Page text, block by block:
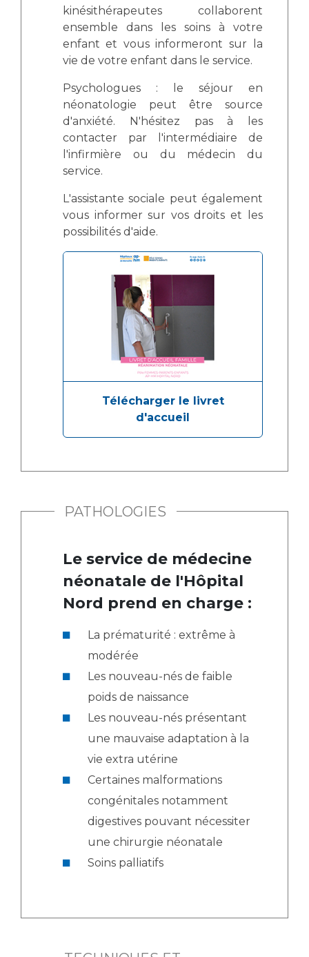
kinésithérapeutes collaborent
ensemble dans les soins à votre
enfant et vous informeront sur la
vie de votre enfant dans le service.
Psychologues : le séjour en
néonatologie peut être source
d'anxiété. N'hésitez pas à les
contacter par l'intermédiaire de
l'infirmière ou du médecin du
service.
L'assistante sociale peut également
vous informer sur vos droits et les
possibilités d'aide.
Télécharger le livret
d'accueil
PATHOLOGIES
Le service de médecine
néonatale de l'Hôpital
Nord prend en charge :
La prématurité : extrême à
modérée
Les nouveau-nés de faible
poids de naissance
Les nouveau-nés présentant
une mauvaise adaptation à la
vie extra utérine
Certaines malformations
congénitales notamment
digestives pouvant nécessiter
une chirurgie néonatale
Soins palliatifs